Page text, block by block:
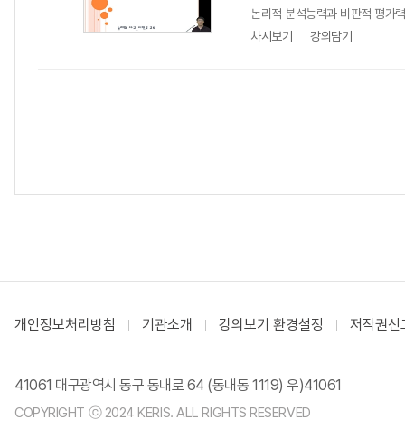
논리적 분석능력과 비판적 평가
차시보기
강의담기
개인정보처리방침 기관소개 강의보기 환경설정 저작권신
41061 대구광역시 동구 동내로 64 (동내동 1119) 우)41061
COPYRIGHT ⓒ 2024 KERIS. ALL RIGHTS RESERVED